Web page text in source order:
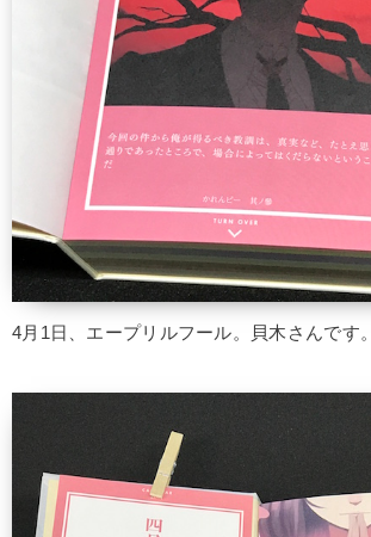
4月1日、エープリルフール。貝木さんです。